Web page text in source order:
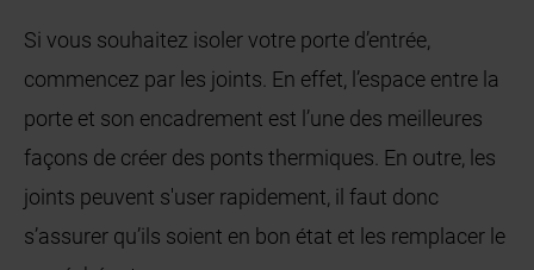
Si vous souhaitez isoler votre porte d’entrée,
commencez par les joints. En effet, l’espace entre la
porte et son encadrement est l’une des meilleures
façons de créer des ponts thermiques. En outre, les
joints peuvent s'user rapidement, il faut donc
s’assurer qu’ils soient en bon état et les remplacer le